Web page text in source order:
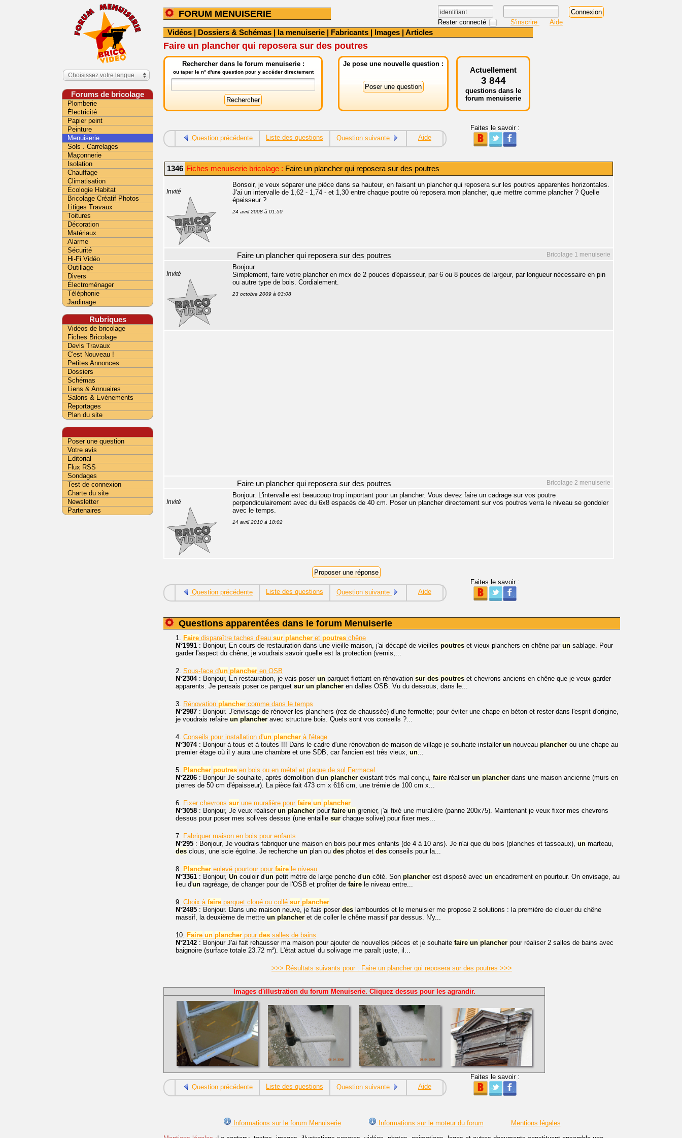
FORUM MENUISERIE
Rester connecté S'inscrire Aide
Vidéos | Dossiers & Schémas | la menuiserie | Fabricants | Images | Articles
Faire un plancher qui reposera sur des poutres
Rechercher dans le forum menuiserie :
ou taper le n° d'une question pour y accéder directement
Je pose une nouvelle question :
Actuellement
3 844
questions dans le
forum menuiserie
Question précédente Liste des questions Question suivante Aide
Faites le savoir :
1346 Fiches menuiserie bricolage : Faire un plancher qui reposera sur des poutres
Invité
Bonsoir, je veux séparer une pièce dans sa hauteur, en faisant un plancher qui reposera sur les poutres apparentes horizontales.
J'ai un intervalle de 1,62 - 1,74 - et 1,30 entre chaque poutre où reposera mon plancher, que mettre comme plancher ? Quelle
épaisseur ?
24 avril 2008 à 01:50
Bricolage 1 menuiserie
Faire un plancher qui reposera sur des poutres
Invité
Bonjour
Simplement, faire votre plancher en mcx de 2 pouces d'épaisseur, par 6 ou 8 pouces de largeur, par longueur nécessaire en pin
ou autre type de bois. Cordialement.
23 octobre 2009 à 03:08
Bricolage 2 menuiserie
Faire un plancher qui reposera sur des poutres
Invité
Bonjour. L'intervalle est beaucoup trop important pour un plancher. Vous devez faire un cadrage sur vos poutre
perpendiculairement avec du 6x8 espacés de 40 cm. Poser un plancher directement sur vos poutres verra le niveau se gondoler
avec le temps.
14 avril 2010 à 18:02
Question précédente Liste des questions Question suivante Aide
Faites le savoir :
Questions apparentées dans le forum Menuiserie
1. Faire disparaître taches d'eau sur plancher et poutres chêne
N°1991 : Bonjour, En cours de restauration dans une vieille maison, j'ai décapé de vieilles poutres et vieux planchers en chêne par un sablage. Pour
garder l'aspect du chêne, je voudrais savoir quelle est la protection (vernis,...
2. Sous-face d'un plancher en OSB
N°2304: Bonjour, En restauration, je vais poser un parquet flottant en rénovation sur des poutres et chevrons anciens en chêne que je veux garder
apparents. Je pensais poser ce parquet sur un plancher en dalles OSB. Vu du dessous, dans le...
3. Rénovation plancher comme dans le temps
N°2987 : Bonjour. J'envisage de rénover les planchers (rez de chaussée) d'une fermette; pour éviter une chape en béton et rester dans l'esprit d'origine,
je voudrais refaire un plancher avec structure bois. Quels sont vos conseils ?...
4. Conseils pour installation d'un plancher à l'étage
N°3074: Bonjour à tous et à toutes !!! Dans le cadre d'une rénovation de maison de village je souhaite installer un nouveau plancher ou une chape au
premier étage où il y aura une chambre et une SDB, car l'ancien est très vieux, un...
5. Plancher poutres en bois ou en métal et plaque de sol Fermacel
N°2206 : Bonjour Je souhaite, après démolition d'un plancher existant très mal conçu, faire réaliser un plancher dans une maison ancienne (murs en
pierres de 50 cm d'épaisseur). La pièce fait 473 cm x 616 cm, une trémie de 100 cm x...
6. Fixer chevrons sur une muralière pour faire un plancher
N°3058 : Bonjour, Je veux réaliser un plancher pour faire un grenier, j'ai fixé une muralière (panne 200x75). Maintenant je veux fixer mes chevrons
dessus pour poser mes solives dessus (une entaille sur chaque solive) pour fixer mes...
7. Fabriquer maison en bois pour enfants
N°295 : Bonjour, Je voudrais fabriquer une maison en bois pour mes enfants (de 4 à 10 ans). Je n'ai que du bois (planches et tasseaux), un marteau,
des clous, une scie égoïne. Je recherche un plan ou des photos et des conseils pour la...
8. Plancher enlevé pourtour pour faire le niveau
N°3361 : Bonjour, Un couloir d'un petit mètre de large penche d'un côté. Son plancher est disposé avec un encadrement en pourtour. On envisage, au
lieu d'un ragréage, de changer pour de l'OSB et profiter de faire le niveau entre...
9. Choix à faire parquet cloué ou collé sur plancher
N°2485 : Bonjour. Dans une maison neuve, je fais poser des lambourdes et le menuisier me propose 2 solutions : la première de clouer du chêne
massif, la deuxième de mettre un plancher et de coller le chêne massif par dessus. N'y...
10. Faire un plancher pour des salles de bains
N°2142 : Bonjour J'ai fait rehausser ma maison pour ajouter de nouvelles pièces et je souhaite faire un plancher pour réaliser 2 salles de bains avec
baignoire (surface totale 23.72 m²). L'état actuel du solivage me paraît juste, il...
>>> Résultats suivants pour : Faire un plancher qui reposera sur des poutres >>>
Images d'illustration du forum Menuiserie. Cliquez dessus pour les agrandir.
Question précédente Liste des questions Question suivante Aide
Faites le savoir :
Informations sur le forum Menuiserie Informations sur le moteur du forum
Mentions légales
Choisissez votre langue
Forums de bricolage
Plomberie
Électricité
Papier peint
Peinture
Menuiserie
Sols . Carrelages
Maçonnerie
Isolation
Chauffage
Climatisation
Écologie Habitat
Bricolage Créatif Photos
Litiges Travaux
Toitures
Décoration
Matériaux
Alarme
Sécurité
Hi-Fi Vidéo
Outillage
Divers
Électroménager
Téléphonie
Jardinage
Rubriques
Vidéos de bricolage
Fiches Bricolage
Devis Travaux
C'est Nouveau !
Petites Annonces
Dossiers
Schémas
Liens & Annuaires
Salons & Evènements
Reportages
Plan du site
Poser une question
Votre avis
Editorial
Flux RSS
Sondages
Test de connexion
Charte du site
Newsletter
Partenaires